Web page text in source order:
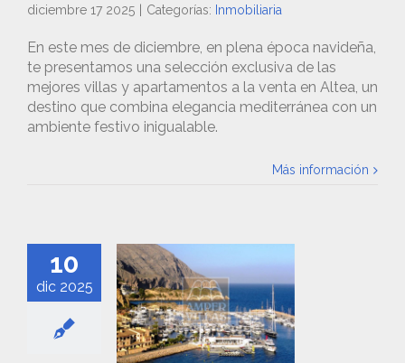
diciembre 17 2025 Categorías: Inmobiliaria
En este mes de diciembre, en plena época navideña,
te presentamos una selección exclusiva de las
mejores villas y apartamentos a la venta en Altea, un
destino que combina elegancia mediterránea con un
ambiente festivo inigualable.
Más información
10
dic 2025